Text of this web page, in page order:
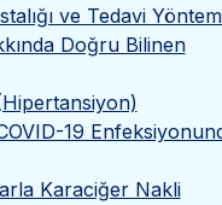
ve Tedavi
Doğru Bilinen
19
Karaciğer Nakli